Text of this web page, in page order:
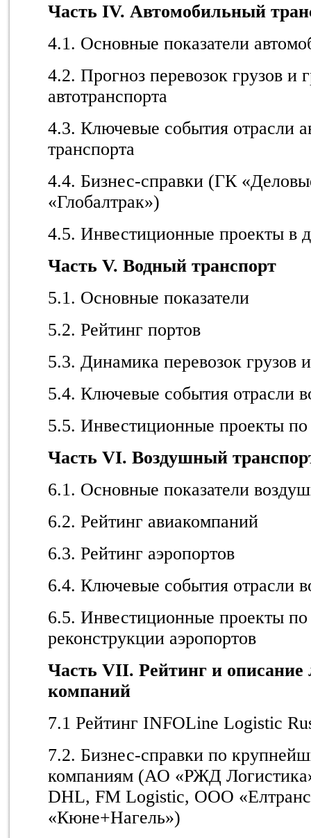
Часть IV. Автомобильный
4.1. Основные показатели
4.2. Прогноз перевозок грузов и
автотранспорта
4.3. Ключевые события отрасли
транспорта
4.4. Бизнес-справки (ГК
«Глобалтрак»)
4.5. Инвестиционные проекты в
Часть V. Водный транспорт
5.1. Основные показатели
5.2. Рейтинг портов
5.3. Динамика перевозок грузов
5.4. Ключевые события отрасли
5.5. Инвестиционные проекты
Часть VI. Воздушный
6.1. Основные показатели
6.2. Рейтинг авиакомпаний
6.3. Рейтинг аэропортов
6.4. Ключевые события отрасли
6.5. Инвестиционные проекты по
реконструкции аэропортов
Часть VII. Рейтинг и описание
компаний
7.1 Рейтинг INFOLine Logistic
7.2. Бизнес-справки по
компаниям (АО «РЖД
DHL, FM Logistic, ООО
«Кюне+Нагель»)